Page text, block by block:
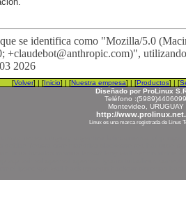
se identifica como "Mozilla/5.0
+claudebot@anthropic.com)",
2026
[Volver] | [Inicio] | [Nuestra empresa] | [Productos] | [
Diseñado por ProLinux
Teléfono :(5989)4406099
Montevideo, URUGUAY
http://
Linux es una marca registrada de Linus